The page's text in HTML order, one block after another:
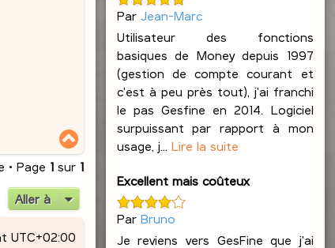
t
• Page 1sur 1
Aller à
UTC+02:00
Par Jean-Marc
Utilisateur des fonctions
basiques de Money depuis 1997
(gestion de compte courant et
c'est à peu près tout), j'ai franchi
le pas Gesfine en 2014. Logiciel
surpuissant par rapport à mon
usage, j... Lire la suite
Excellent mais coûteux
Par Bruno
Je reviens vers GesFine que j'ai